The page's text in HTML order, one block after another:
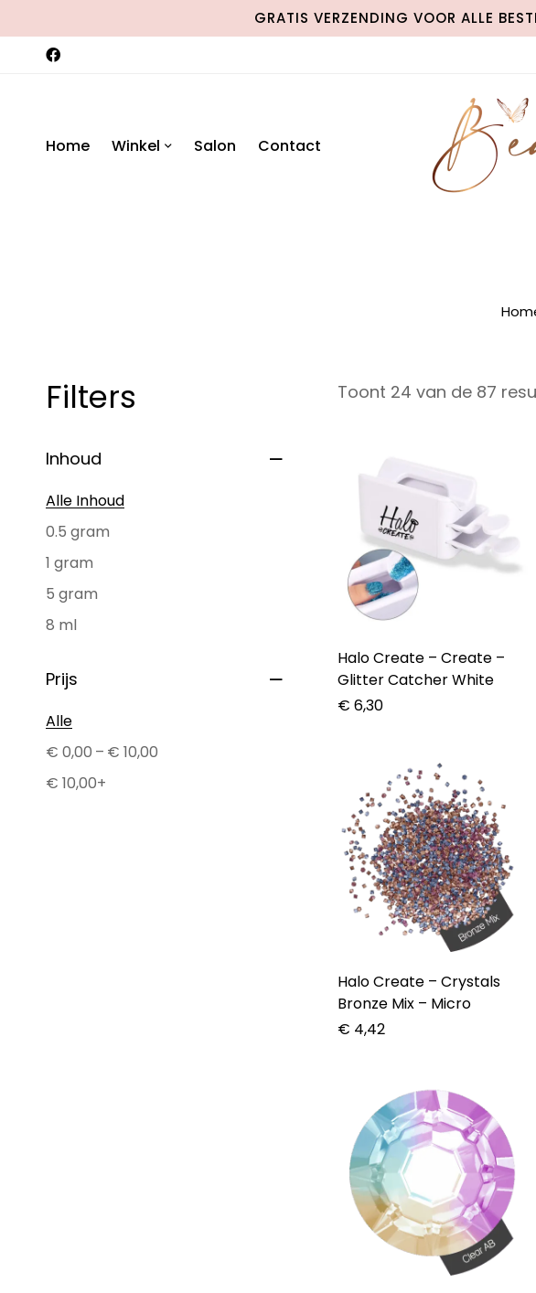
GRATIS VERZENDING VOOR ALLE
Home Winkel Salon Contact
Filters
Inhoud
Alle Inhoud
0.5 gram
1 gram
5 gram
8 ml
Prijs
Alle
€ 0,00 – € 10,00
€ 10,00+
Toont 24 van de 87
Halo Create – Create –
Glitter Catcher White
€ 6,30
Halo Create – Crystals
Bronze Mix – Micro
€ 4,42